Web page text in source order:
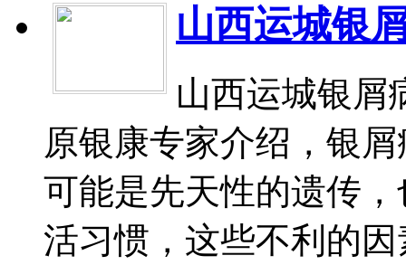
山西运城银
山西运城银屑
原银康专家介绍，银
可能是先天性的遗传
活习惯，这些不利的